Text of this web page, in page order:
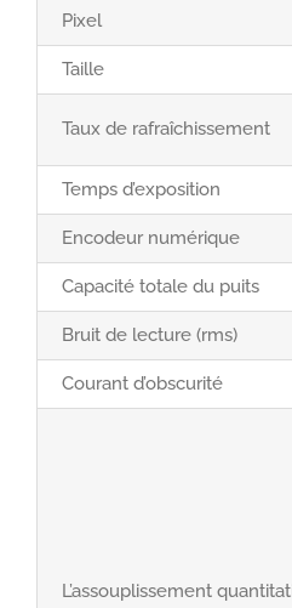
Pixel
Taille
Taux de rafraîchissement
Temps d’exposition
Encodeur numérique
Capacité totale du puits
Bruit de lecture (rms)
Courant d’obscurité
L’assouplissement